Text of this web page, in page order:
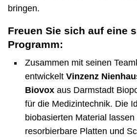
bringen.
Freuen Sie sich auf eine
Programm:
Zusammen mit seinen
entwickelt Vinzenz
Biovoxaus Darmstadt
für die Medizintechnik. Die
biobasierten Material lassen
resorbierbare Platten und